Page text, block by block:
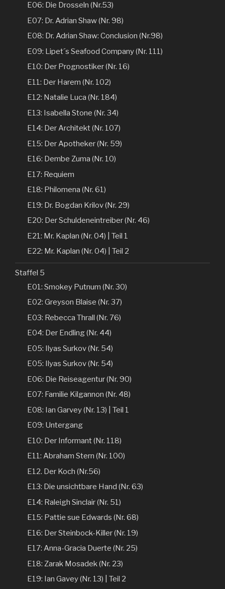
E06: Die Drosseln (Nr.53)
E07: Dr. Adrian Shaw (Nr. 98)
E08: Dr. Adrian Shaw: Conclusion (Nr.98)
E09: Lipet´s Seafood Company (Nr. 111)
E10: Der Prognostiker (Nr. 16)
E11: Der Harem (Nr. 102)
E12: Natalie Luca (Nr. 184)
E13: Isabella Stone (Nr. 34)
E14: Der Architekt (Nr. 107)
E15: Der Apotheker (Nr. 59)
E16: Dembe Zuma (Nr. 10)
E17: Requiem
E18: Philomena (Nr. 61)
E19: Dr. Bogdan Krilov (Nr. 29)
E20: Der Schuldeneintreiber (Nr. 46)
E21: Mr. Kaplan (Nr. 04) | Teil 1
E22: Mr. Kaplan (Nr. 04) | Teil 2
Staffel 5
E01: Smokey Putnum (Nr. 30)
E02: Greyson Blaise (Nr. 37)
E03: Rebecca Thrall (Nr. 76)
E04: Der Endling (Nr. 44)
E05: Ilyas Surkov (Nr. 54)
E05: Ilyas Surkov (Nr. 54)
E06: Die Reiseagentur (Nr. 90)
E07: Familie Kilgannon (Nr. 48)
E08: Ian Garvey (Nr. 13) | Teil 1
E09: Untergang
E10: Der Informant (Nr. 118)
E11: Abraham Stern (Nr. 100)
E12. Der Koch (Nr.56)
E13: Die unsichtbare Hand (Nr. 63)
E14: Raleigh Sinclair (Nr. 51)
E15: Pattie sue Edwards (Nr. 68)
E16: Der Steinbock-Killer (Nr. 19)
E17: Anna-Gracia Duerte (Nr. 25)
E18: Zarak Mosadek (Nr. 23)
E19: Ian Gavey (Nr. 13) | Teil 2